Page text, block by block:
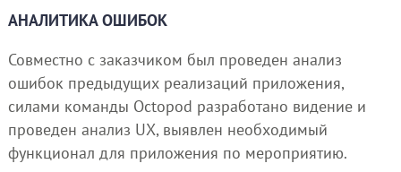
АНАЛИТИКА ОШИБОК
Совместно с заказчиком был проведен анализ
ошибок предыдущих реализаций приложения,
силами команды Octopod разработано видение и
проведен анализ UX, выявлен необходимый
функционал для приложения по мероприятию.